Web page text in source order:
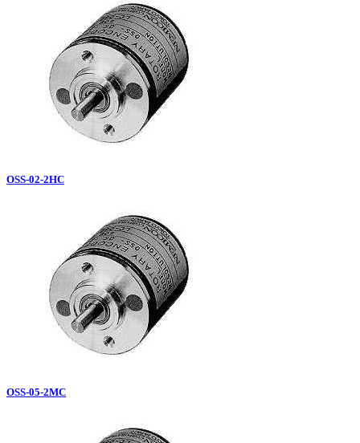
OSS-02-2HC
OSS-05-2MC